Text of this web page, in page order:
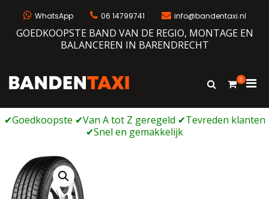
WhatsApp 06 14799741 info@bandentaxi.nl
GOEDKOOPSTE BAND VAN DE REGIO, MONTAGE EN
BALANCEREN IN BARENDRECHT
Bandengarage met eigen webshop
Toon
0
voor